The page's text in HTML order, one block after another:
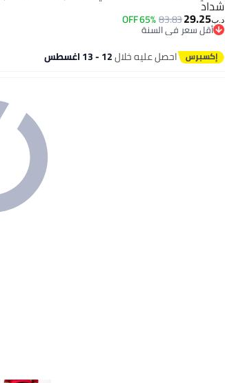
شداد
د.ب‏29.25
83.83
65% OFF
أقل سعر في السنة
أقل سعر في السنة
احصل عليه خلال12 - 13 اغسطس